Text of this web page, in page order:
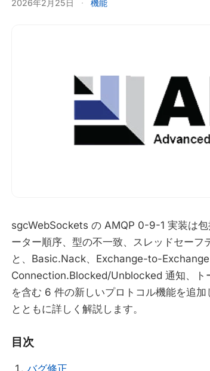
2026年2月25日 · 機能
sgcWebSockets の AMQP 0-9-1 実装は包
ーター順序、型の不一致、スレッドセーフ
と、Basic.Nack、Exchange-to-
Connection.Blocked/Unblocked 通知、
を含む 6 件の新しいプロトコル機能を追
とともに詳しく解説します。
目次
バグ修正